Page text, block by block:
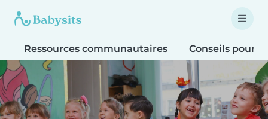
Ressources communautaires Conseils pour